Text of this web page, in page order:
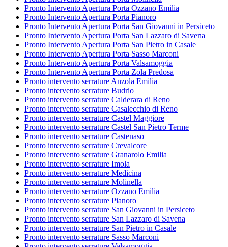
Pronto Intervento Apertura Porta Ozzano Emilia
Pronto Intervento Apertura Porta Pianoro
Pronto Intervento Apertura Porta San Giovanni in Persiceto
Pronto Intervento Apertura Porta San Lazzaro di Savena
Pronto Intervento Apertura Porta San Pietro in Casale
Pronto Intervento Apertura Porta Sasso Marconi
Pronto Intervento Apertura Porta Valsamoggia
Pronto Intervento Apertura Porta Zola Predosa
Pronto intervento serrature Anzola Emilia
Pronto intervento serrature Budrio
Pronto intervento serrature Calderara di Reno
Pronto intervento serrature Casalecchio di Reno
Pronto intervento serrature Castel Maggiore
Pronto intervento serrature Castel San Pietro Terme
Pronto intervento serrature Castenaso
Pronto intervento serrature Crevalcore
Pronto intervento serrature Granarolo Emilia
Pronto intervento serrature Imola
Pronto intervento serrature Medicina
Pronto intervento serrature Molinella
Pronto intervento serrature Ozzano Emilia
Pronto intervento serrature Pianoro
Pronto intervento serrature San Giovanni in Persiceto
Pronto intervento serrature San Lazzaro di Savena
Pronto intervento serrature San Pietro in Casale
Pronto intervento serrature Sasso Marconi